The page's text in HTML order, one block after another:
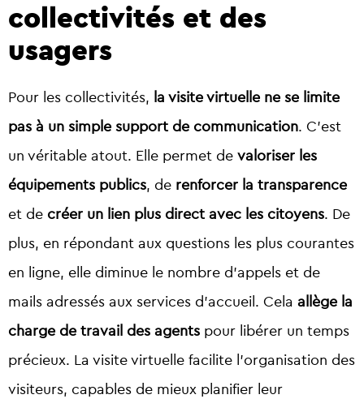
collectivités et des
usagers
Pour les collectivités, la visite virtuelle ne se limite
pas à un simple support de communication. C’est
un véritable atout. Elle permet de valoriser les
équipements publics, de renforcer la transparence
et de créer un lien plus direct avec les citoyens. De
plus, en répondant aux questions les plus courantes
en ligne, elle diminue le nombre d’appels et de
mails adressés aux services d’accueil. Cela allège la
charge de travail des agents pour libérer un temps
précieux. La visite virtuelle facilite l’organisation des
visiteurs, capables de mieux planifier leur